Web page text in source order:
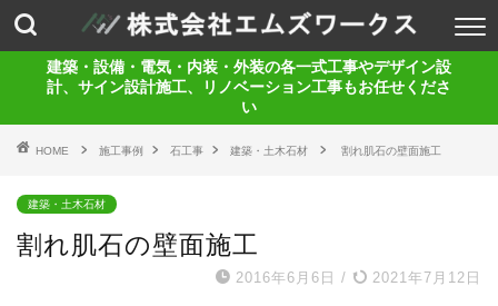
建築・設備・電気・内装・外装の各一式工事やデザイン設
計、サイン設計施工、リノベーション工事もお任せくださ
い
HOME 施工事例 石工事 建築・土木石材 割れ肌石の壁面施工
建築・土木石材
割れ肌石の壁面施工
2016年6月6日 / 2021年7月12日